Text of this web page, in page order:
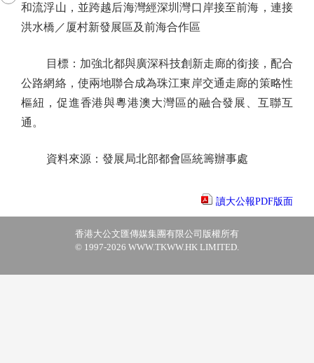
和流浮山，並跨越后海灣經深圳灣口岸接至前海，連接
洪水橋／厦村新發展區及前海合作區
目標：加強北都與廣深科技創新走廊的銜接，配合
公路網絡，使兩地聯合成為珠江東岸交通走廊的策略性
樞紐，促進香港與粵港澳大灣區的融合發展、互聯互
通。
資料來源：發展局北部都會區統籌辦事處
讀大公報PDF版面
香港大公文匯傳媒集團有限公司版權所有
© 1997-2026 WWW.TKWW.HK LIMITED.